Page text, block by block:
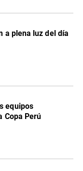
a plena luz del día
equipos
Copa Perú